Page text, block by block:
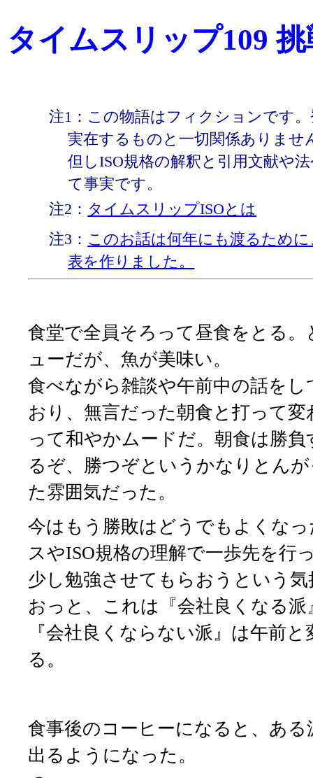
タイムスリップ109
注1：この物語はフィクションです
実在するものと一切関係ありませ
但しISO規格の解釈と引用文献や
て事実です。
注2： タイムスリップISOとは
注3： このお話は何年にも渡るため
表を作りました。
食堂で全員そろって昼食をとる
ューだが、魚が美味い。
食べながら雑談や午前中の話をし
おり、無言だった朝食と打って変
って和やかムードだ。朝食は勝負
るぞ、勝つぞというかなりとん
た雰囲気だった。
今はもう勝敗はどうでもよくな
スやISO規格の理解で一歩先を行
少し勉強させてもらおうという
おっと、これは『会社良くなる
『会社良くならない派』は午前
る。
食事後のコーヒーになると、あ
出るようになった。